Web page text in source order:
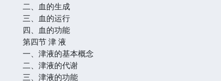
二、血的生成
三、血的运行
四、血的功能
第四节 津 液
一、津液的基本概念
二、津液的代谢
三、津液的功能